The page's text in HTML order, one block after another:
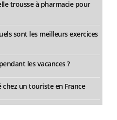
trousse à pharmacie pour
sont les meilleurs exercices
les vacances ?
un touriste en France